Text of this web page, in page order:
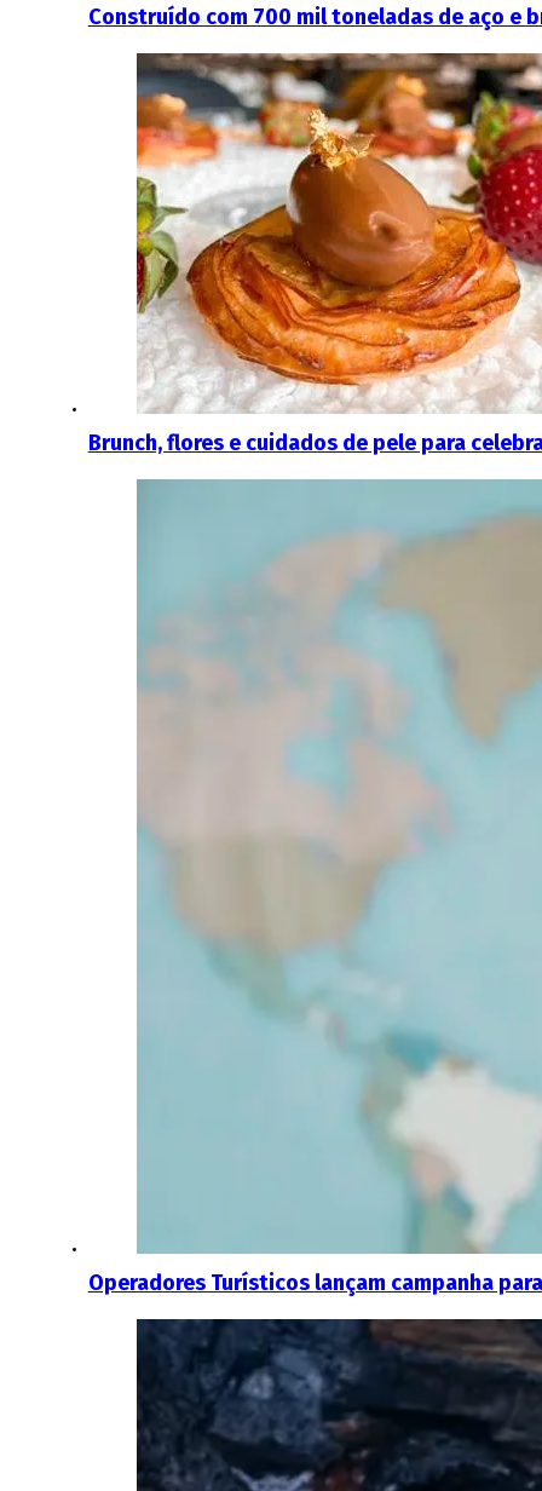
Construído com 700 mil toneladas de aço e
Brunch, flores e cuidados de pele para
Operadores Turísticos lançam campanha